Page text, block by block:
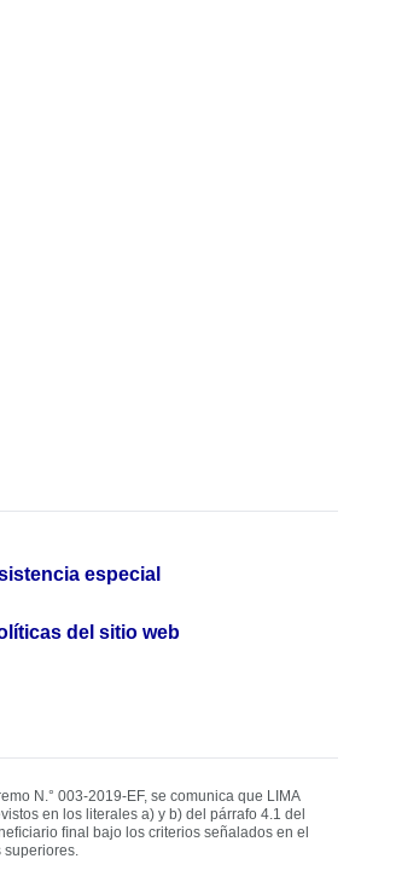
especial
del sitio web
N.° 003-2019-EF, se comunica que LIMA
en los literales a) y b) del párrafo 4.1 del
ﬁnal bajo los criterios señalados en el
superiores.